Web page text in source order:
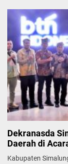
Dekranasda
Daerah di
Kabupaten